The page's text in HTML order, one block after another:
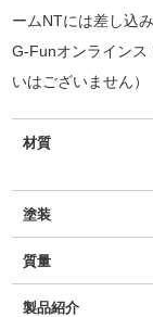
ームNTには差し込
G-Funオンラインス
いはございません）
材質
塗装
質量
製品紹介